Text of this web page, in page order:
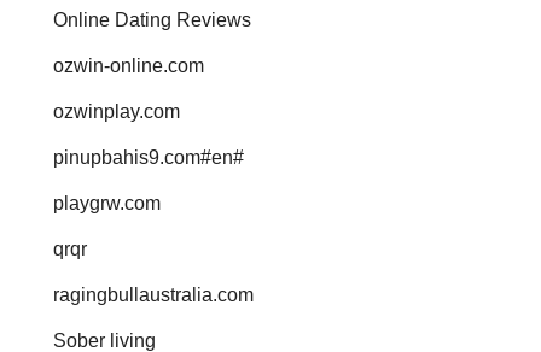
Online Dating Reviews
ozwin-online.com
ozwinplay.com
pinupbahis9.com#en#
playgrw.com
qrqr
ragingbullaustralia.com
Sober living